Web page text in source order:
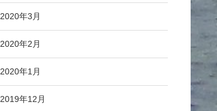
2020年3月
2020年2月
2020年1月
2019年12月